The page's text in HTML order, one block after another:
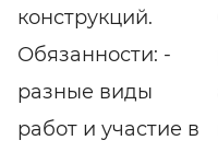
конструкций.
Обязанности: -
разные виды
работ и участие в